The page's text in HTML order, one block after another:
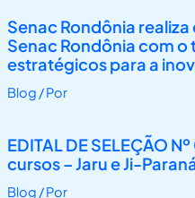
Senac Rondônia
Senac Rondônia com
estratégicos para a
Blog / Por
EDITAL DE SELEÇÃO
cursos – Jaru e Ji-
Blog / Por